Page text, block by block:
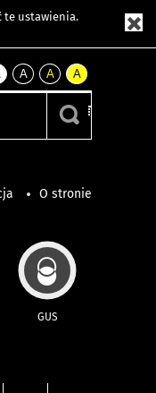
te ustawienia.
A
kontrast
czarnym
A
kontrast
żółty
tekst
czarnym
A
kontrast
czarny
tekst
żółtym
O stronie
GUS